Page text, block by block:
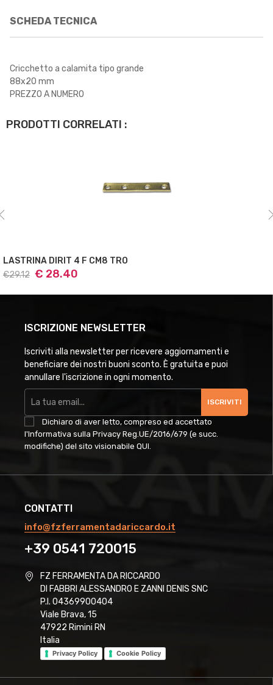
SCHEDA TECNICA
Cricchetto a calamita tipo grande
88x20 mm
PREZZO A NUMERO
PRODOTTI CORRELATI :
LASTRINA DIRIT 4 F CM12TRO
ISCRIZIONE NEWSLETTER
Iscriviti alla newsletter per ricevere aggiornamenti e
beneficiare dei nostri buoni sconto. È gratuita e puoi
annullare l'iscrizione in ogni momento.
ISCRIVITI
Dichiaro di aver letto, compreso ed accettato
l'Informativa sulla Privacy Reg.UE/2016/679 (e succ.
modifiche) del sito visionabile QUI
CONTATTI
info@fzferramentadariccardo.it
+39 0541 720015
FZ FERRAMENTA DA RICCARDO
DI FABBRI ALESSANDRO E ZANNI DENIS SNC
P.I. 04369900404
Viale Brava, 15
47922 Rimini RN
Italia
Privacy Policy Cookie Policy